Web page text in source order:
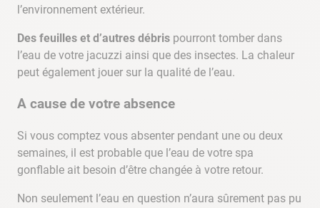
l’environnement extérieur.
Des feuilles et d’autres débris pourront tomber dans
l’eau de votre jacuzzi ainsi que des insectes. La chaleur
peut également jouer sur la qualité de l’eau.
A cause de votre absence
Si vous comptez vous absenter pendant une ou deux
semaines, il est probable que l’eau de votre spa
gonflable ait besoin d’être changée à votre retour.
Non seulement l’eau en question n’aura sûrement pas pu